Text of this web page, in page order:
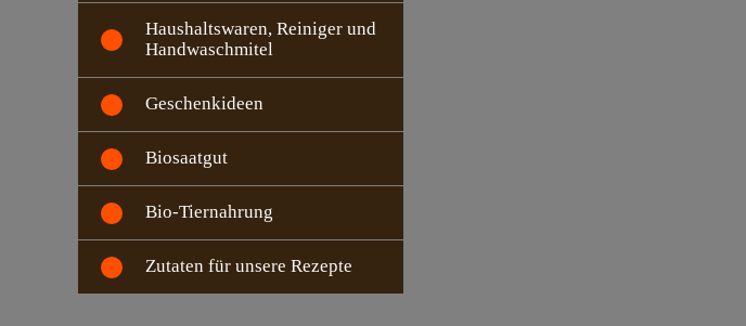
Haushaltswaren, Reiniger und
Handwaschmitel
Geschenkideen
Biosaatgut
Bio-Tiernahrung
Zutaten für unsere Rezepte